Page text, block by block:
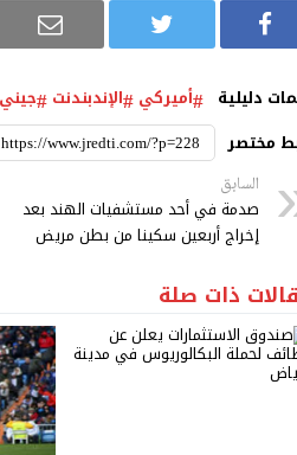
دليلية أميركي الإندبندنت
مختصر
السابق
صدمة في أحد مستشفيات الهند بعد
إخراج أربعين سكينا من بطن مريض
ذات صلة